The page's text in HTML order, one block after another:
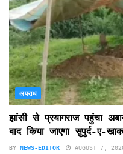
अपराध
झांसी से प्रयागराज पहुंचा
बाद किया जाएगा सुपुर्द-ए-खाक
BY NEWS-EDITOR AUGUST 7,